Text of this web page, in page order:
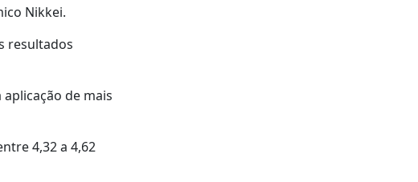
Nikkei.
resultados
de mais
4,32 a 4,62